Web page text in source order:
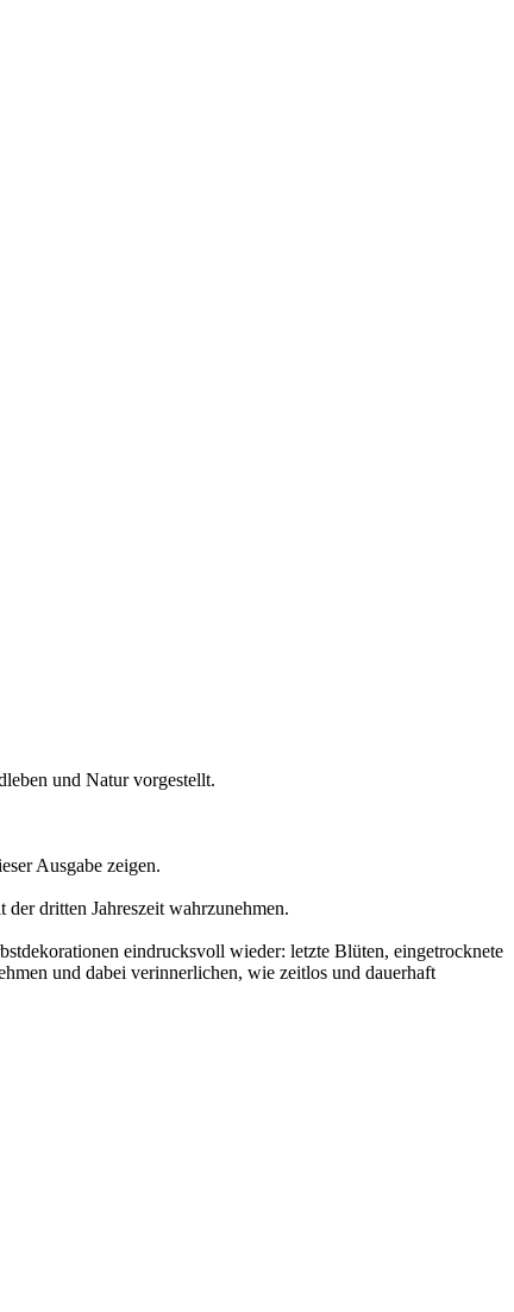
und Natur vorgestellt.
Ausgabe zeigen.
dritten Jahreszeit wahrzunehmen.
eindrucksvoll wieder: letzte Blüten, eingetrocknete
und dabei verinnerlichen, wie zeitlos und dauerhaft